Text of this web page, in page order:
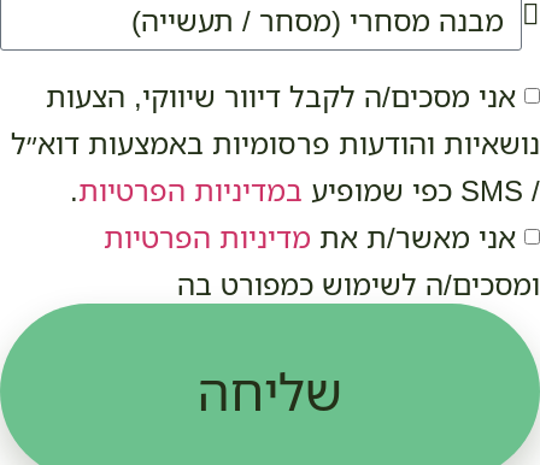
אני מסכים/ה לקבל דיוור שיווקי, הצעות
נושאיות והודעות פרסומיות באמצעות דוא״ל
/ SMS כפי שמופיע
במדיניות הפרטיות.
אני מאשר/ת את מדיניות הפרטיות
ומסכים/ה לשימוש כמפורט בה
שליחה